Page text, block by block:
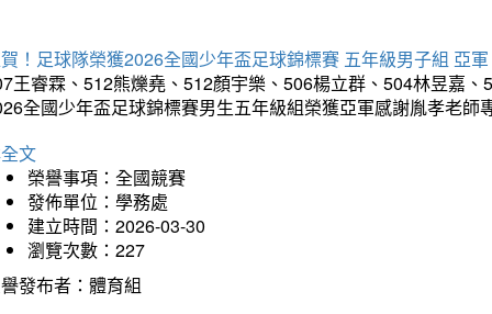
！足球隊榮獲2026全國少年盃足球錦標賽 五年級男子組 亞軍
王睿霖、512熊爍堯、512顏宇樂、506楊立群、504林昱嘉
全國少年盃足球錦標賽男生五年級組榮獲亞軍感謝胤孝老師
文
榮譽事項：全國競賽
發佈單位：學務處
建立時間：2026-03-30
瀏覽次數：227
發布者：體育組